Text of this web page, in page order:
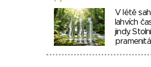
V létě
lahvích
jindy.